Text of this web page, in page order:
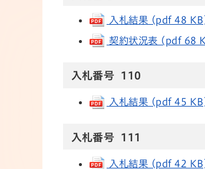
入札結果 (pdf 48
契約状況表 (pdf 68
入札番号 110
入札結果 (pdf 45
入札番号 111
入札結果 (pdf 42